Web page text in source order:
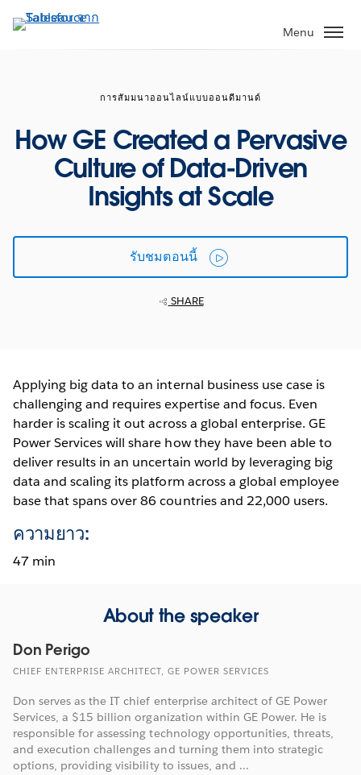
ไป
Menu
การสัมมนาออนไลน์แบบออนดีมานด์
How GE Created a Pervasive
Culture of Data-Driven
Insights at Scale
รับชมตอนนี้
SHARE
Applying big data to an internal business use case is
challenging and requires expertise and focus. Even
harder is scaling it out across a global enterprise. GE
Power Services will share how they have been able to
deliver results in an uncertain world by leveraging big
data and scaling its platform across a global employee
base that spans over 86 countries and 22,000 users.
ความยาว:
47 min
About the speaker
Don Perigo
CHIEF ENTERPRISE ARCHITECT, GE POWER SERVICES
Don serves as the IT chief enterprise architect of GE Power
Services, a $15 billion organization within GE Power. He is
responsible for assessing technology opportunities, threats,
and execution challenges and turning them into strategic
options, providing visibility to issues, and ...